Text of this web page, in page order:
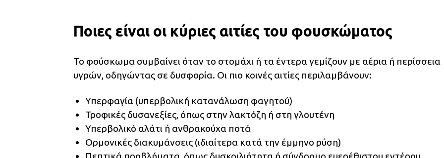
Ποιες είναι οι κύριες αιτίες του φουσκώματος
Το φούσκωμα συμβαίνει όταν το στομάχι ή τα έντερα γεμίζουν με αέρια ή περίσσεια
υγρών, οδηγώντας σε δυσφορία. Οι πιο κοινές αιτίες περιλαμβάνουν:
Υπερφαγία (υπερβολική κατανάλωση φαγητού)
Τροφικές δυσανεξίες, όπως στην λακτόζη ή στη γλουτένη
Υπερβολικό αλάτι ή ανθρακούχα ποτά
Ορμονικές διακυμάνσεις (ιδιαίτερα κατά την έμμηνο ρύση)